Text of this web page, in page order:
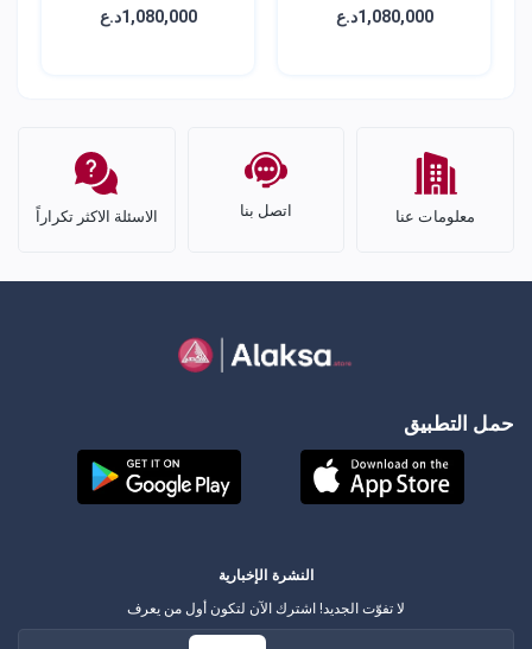
سعة 384 لتر - GC- 1,080,000د.ع
- سعة 324 لتر - GC-
1,080,000د.ع
معلومات عنا اتصل بنا الاسئلة الاكثر تكراراً
حمل التطبيق
النشرة الإخبارية
لا تفوّت الجديد! اشترك الآن لتكون أول من يعرف